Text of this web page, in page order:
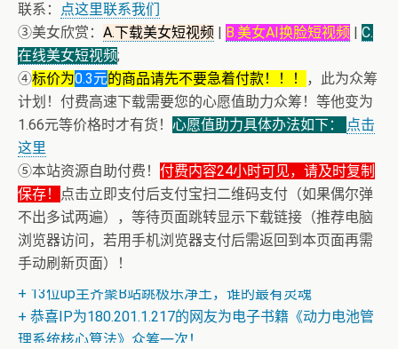
联系：
点这里联系我们
③美女欣赏： A.下载美女短视频 | B.美女AI换脸短视频 | C.
在线美女短视频;
④标价为0.3元的商品请先不要急着付款！！！
，此为众筹
计划！付费高速下载需要您的心愿值助力众筹！等他变为
1.66元等价格时才有货！ 心愿值助力具体办法如下：
点击
这里
⑤本站资源自助付费！ 付费内容24小时可见，请及时复制
保存！
点击立即支付后支付宝扫二维码支付（如果偶尔弹
不出多试两遍），等待页面跳转显示下载链接（推荐电脑
浏览器访问，若用手机浏览器支付后需返回到本页面再需
手动刷新页面）！
+ 恭喜IP为180.201.1.217的网友为电子书籍《动力电池管
理系统核心算法》众筹一次！
+ 13位up主齐聚B站跳极乐净土，谁的最有灵魂
+ 恭喜IP为180.201.1.217的网友为电子书籍《动力电池管
理系统核心算法》众筹一次！